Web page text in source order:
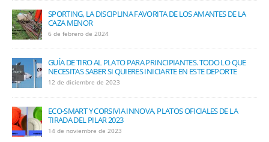
SPORTING, LA DISCIPLINA FAVORITA DE LOS AMANTES DE LA
CAZA MENOR
6 de febrero de 2024
GUÍA DE TIRO AL PLATO PARA PRINCIPIANTES. TODO LO QUE
NECESITAS SABER SI QUIERES INICIARTE EN ESTE DEPORTE
12 de diciembre de 2023
ECO-SMART Y CORSIVIA INNOVA, PLATOS OFICIALES DE LA
TIRADA DEL PILAR 2023
14 de noviembre de 2023